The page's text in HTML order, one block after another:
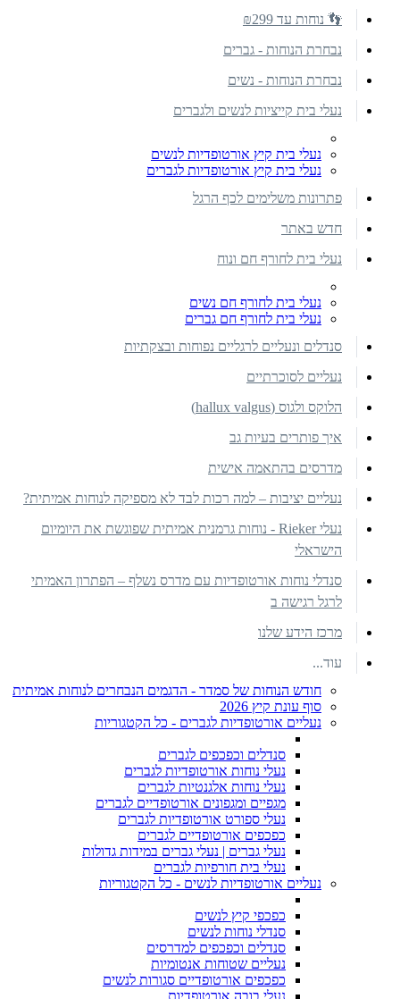
👣 נוחות עד ₪299
נבחרת הנוחות - גברים
נבחרת הנוחות - נשים
נעלי בית קייציות לנשים ולגברים
נעלי בית קיץ אורטופדיות לנשים
נעלי בית קיץ אורטופדיות לגברים
פתרונות משלימים לכף הרגל
חדש באתר
נעלי בית לחורף חם ונוח
נעלי בית לחורף חם נשים
נעלי בית לחורף חם גברים
סנדלים ונעליים לרגליים נפוחות ובצקתיות
נעליים לסוכרתיים
הלוקס ולגוס (hallux valgus)
איך פותרים בעיות גב
מדרסים בהתאמה אישית
נעליים יציבות – למה רכות לבד לא מספיקה לנוחות אמיתית?
נעלי Rieker - נוחות גרמנית אמיתית שפוגשת את היומיום
הישראלי
סנדלי נוחות אורטופדיות עם מדרס נשלף – הפתרון האמיתי
לרגל רגישה ב
מרכז הידע שלנו
עוד...
חודש הנוחות של סמדר - הדגמים הנבחרים לנוחות אמיתית
סוף עונת קיץ 2026
נעליים אורטופדיות לגברים - כל הקטגוריות
סנדלים וכפכפים לגברים
נעלי נוחות אורטופדיות לגברים
נעלי נוחות אלגנטיות לגברים
מגפיים ומגפונים אורטופדיים לגברים
נעלי ספורט אורטופדיות לגברים
כפכפים אורטופדיים לגברים
נעלי גברים | נעלי גברים במידות גדולות
נעלי בית חורפיות לגברים
נעליים אורטופדיות לנשים - כל הקטגוריות
כפכפי קיץ לנשים
סנדלי נוחות לנשים
סנדלים וכפכפים למדרסים
נעליים שטוחות אנטומיות
כפכפים אורטופדיים סגורות לנשים
נעלי בובה אורטופדיות